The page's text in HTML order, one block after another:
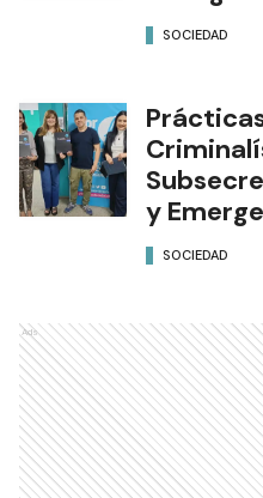
SOCIEDAD
y
SOCIEDAD
Ads